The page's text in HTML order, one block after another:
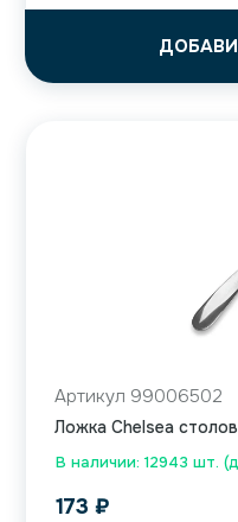
В наличии: 12943 шт.
Артикул 99006502
Ложка Chelsea
173 ₽